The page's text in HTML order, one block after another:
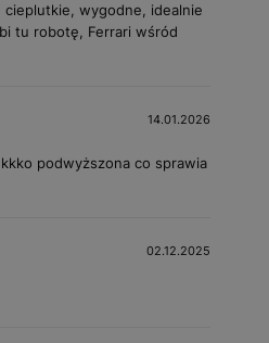
cieplutkie, wygodne, idealnie
tu robotę, Ferrari wśród
14.01.2026
podwyższona co sprawia
02.12.2025